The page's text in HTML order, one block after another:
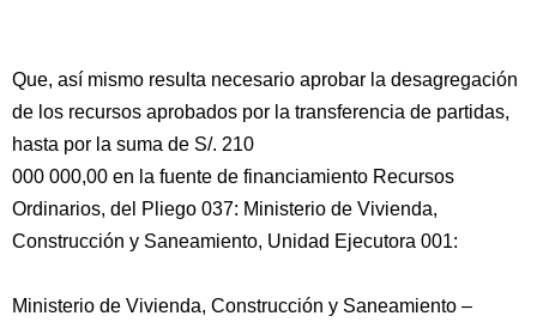
Que, así mismo resulta necesario aprobar la desagregación
de los recursos aprobados por la transferencia de partidas,
hasta por la suma de S/. 210
000 000,00 en la fuente de financiamiento Recursos
Ordinarios, del Pliego 037: Ministerio de Vivienda,
Construcción y Saneamiento, Unidad Ejecutora 001:
Ministerio de Vivienda, Construcción y Saneamiento –